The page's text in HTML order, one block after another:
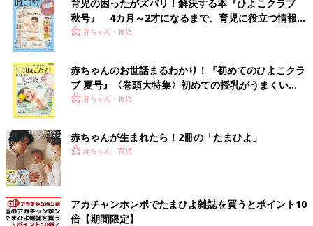
育児の困ったがズバリ！解決する本『ひよこクラブ
秋号』 4カ月～2才になるまで、育児に役立つ情報が
いっぱい！
赤ちゃん・育児
赤ちゃんのお世話まるわかり！『初めてのひよこクラ
ブ 夏号』〈巻頭大特集〉初めての授乳がうまくい
く！ おっぱい・ミルクの基本と夏のトラブル 解決テ
赤ちゃん・育児
赤ちゃんが生まれたら！2冊の「たまひよ」
赤ちゃん・育児
アカチャンホンポでたまひよ雑誌を買うとポイント10
倍【期間限定】